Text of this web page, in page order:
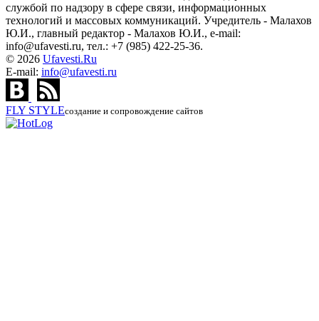
службой по надзору в сфере связи, информационных
технологий и массовых коммуникаций. Учредитель - Малахов
Ю.И., главный редактор - Малахов Ю.И., e-mail:
info@ufavesti.ru, тел.: +7 (985) 422-25-36.
© 2026 Ufavesti.Ru
E-mail: info@ufavesti.ru
FLY STYLEсоздание и сопровождение сайтов